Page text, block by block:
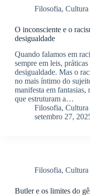
Filosofia, Cultura
O inconsciente e o
desigualdade
Quando falamos em
sempre em leis,
desigualdade. Mas o
no mais íntimo do
manifesta em fantasias,
que estruturam a…
Filosofia, Cultura
setembro 27,
Filosofia, Cultura
Butler e os limites do